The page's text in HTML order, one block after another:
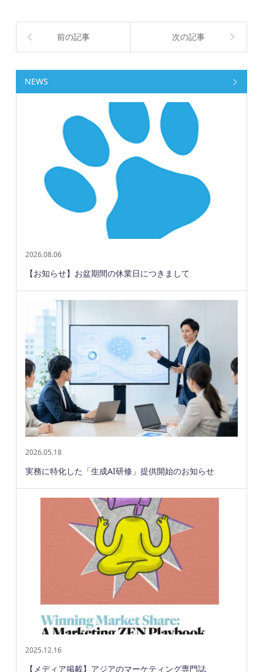
前の記事 次の記事
NEWS
2026.08.06
【お知らせ】お盆期間の休業日につきまして
2026.05.18
実務に特化した「生成AI研修」提供開始のお知らせ
2025.12.16
【メディア掲載】アジアのマーケティング専門誌